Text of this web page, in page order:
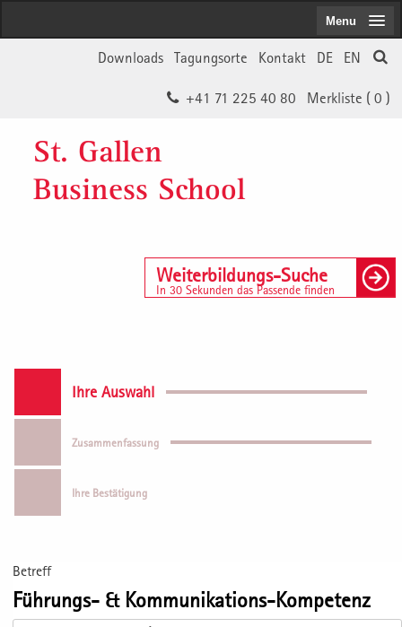
EN
DE
Kontakt
Tagungsorte
Downloads
Merkliste ( 0 )
+41 71 225 40 80
St. Gallen
Business School
Weiterbildungs-Suche
In 30 Sekunden das Passende finden
Menu
Ihre Auswahl
Zusammenfassung
Ihre Bestätigung
Betreff
Führungs- & Kommunikations-Kompetenz